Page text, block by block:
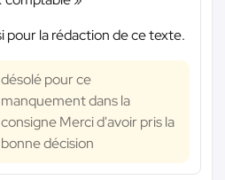
pour la rédaction de ce texte.
désolé pour ce
manquement dans la
consigne Merci d'avoir pris la
bonne décision